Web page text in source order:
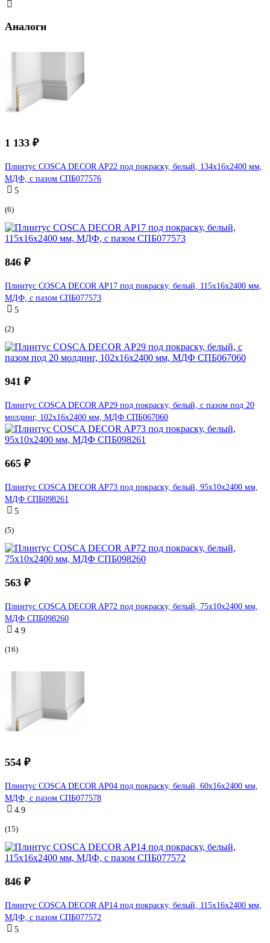
Аналоги
1 133 ₽
Плинтус COSCA DECOR AP22 под покраску, белый, 134x16x2400 мм,
МДФ, с пазом СПБ077576
5
(6)
846 ₽
Плинтус COSCA DECOR AP17 под покраску, белый, 115x16x2400 мм,
МДФ, с пазом СПБ077573
5
(2)
941 ₽
Плинтус COSCA DECOR AP29 под покраску, белый, с пазом под 20
молдинг, 102x16x2400 мм, МДФ СПБ067060
665 ₽
Плинтус COSCA DECOR AP73 под покраску, белый, 95x10x2400 мм,
МДФ СПБ098261
5
(5)
563 ₽
Плинтус COSCA DECOR AP72 под покраску, белый, 75x10x2400 мм,
МДФ СПБ098260
4.9
(16)
554 ₽
Плинтус COSCA DECOR AP04 под покраску, белый, 60x16x2400 мм,
МДФ, с пазом СПБ077578
4.9
(15)
846 ₽
Плинтус COSCA DECOR AP14 под покраску, белый, 115x16x2400 мм,
МДФ, с пазом СПБ077572
5